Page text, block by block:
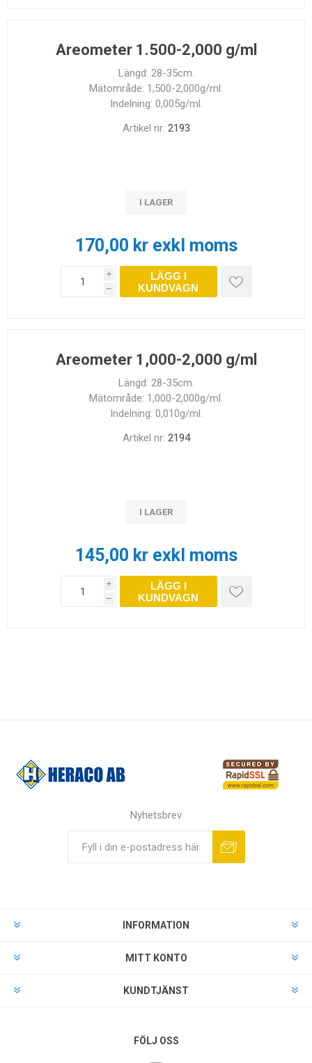
Areometer 1.500-2,000 g/ml
Längd: 28-35cm.
Mätområde: 1,500-2,000g/ml.
Indelning: 0,005g/ml.
Artikel nr: 2193
I LAGER
170,00 kr exkl moms
i
h
LÄGG I
KUNDVAGN
Areometer 1,000-2,000 g/ml
Längd: 28-35cm.
Mätområde: 1,000-2,000g/ml.
Indelning: 0,010g/ml.
Artikel nr: 2194
I LAGER
145,00 kr exkl moms
i
h
LÄGG I
KUNDVAGN
Nyhetsbrev
INFORMATION
MITT KONTO
KUNDTJÄNST
FÖLJ OSS